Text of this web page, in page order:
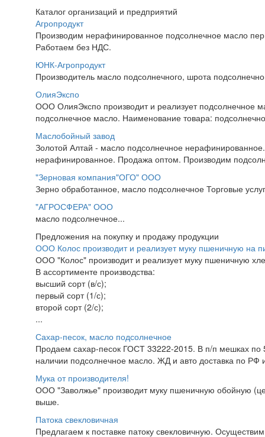
Каталог организаций и предприятий
Агропродукт
Производим нерафинированное подсолнечное масло
Работаем без НДС.
ЮНК-Агропродукт
Производитель масло подсолнечного, шрота
ОлияЭкспо
ООО ОлияЭкспо производит и реализует
подсолнечное масло. Наименование товара:
Маслобойный завод
Золотой Алтай - масло подсолнечное
нерафинированное. Продажа оптом. Производим
"Зерновая компания"ОГО" ООО
Зерно обработанное, масло подсолнечное Торговые
"АГРОСФЕРА" ООО
масло подсолнечное...
Предложения на покупку и продажу продукции
ООО Колос производит и реализует муку пшеничную на
ООО "Колос" производит и реализует муку пшеничную
В ассортименте производства:
высший сорт (в/с);
первый сорт (1/с);
второй сорт (2/с);
...
Сахар-песок, масло подсолнечное
Продаем сахар-песок ГОСТ 33222-2015. В п/п мешках по
наличии подсолнечное масло. ЖД и авто доставка по
Мука от производителя!
ООО "Заволжье" производит муку пшеничную обойную
выше.
Патока свекловичная
Предлагаем к поставке патоку свекловичную.